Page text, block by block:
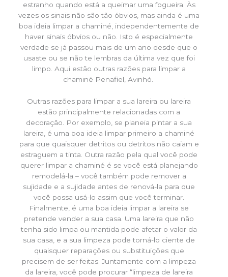
estranho quando está a queimar uma fogueira. Às
vezes os sinais não são tão óbvios, mas ainda é uma
boa ideia limpar a chaminé, independentemente de
haver sinais óbvios ou não. Isto é especialmente
verdade se já passou mais de um ano desde que o
usaste ou se não te lembras da última vez que foi
limpo. Aqui estão outras razões para limpar a
chaminé Penafiel, Avinhó.
Outras razões para limpar a sua lareira ou lareira
estão principalmente relacionadas com a
decoração. Por exemplo, se planeia pintar a sua
lareira, é uma boa ideia limpar primeiro a chaminé
para que quaisquer detritos ou detritos não caiam e
estraguem a tinta. Outra razão pela qual você pode
querer limpar a chaminé é se você está planejando
remodelá-la – você também pode remover a
sujidade e a sujidade antes de renová-la para que
você possa usá-lo assim que você terminar.
Finalmente, é uma boa ideia limpar a lareira se
pretende vender a sua casa. Uma lareira que não
tenha sido limpa ou mantida pode afetar o valor da
sua casa, e a sua limpeza pode torná-lo ciente de
quaisquer reparações ou substituições que
precisem de ser feitas. Juntamente com a limpeza
da lareira, você pode procurar “limpeza de lareira